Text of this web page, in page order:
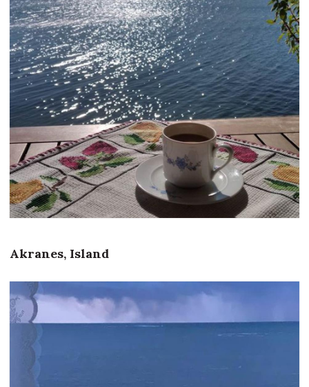
Akranes, Island